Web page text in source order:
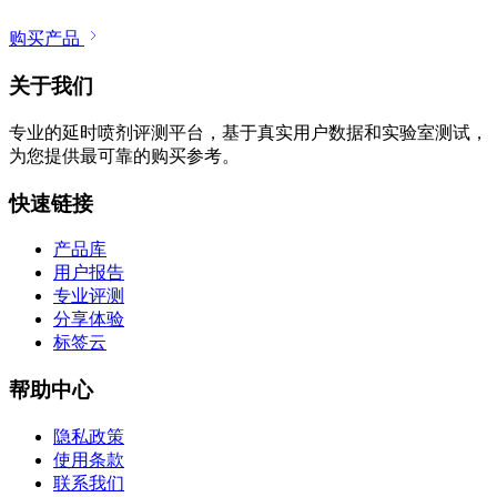
购买产品
关于我们
专业的延时喷剂评测平台，基于真实用户数据和实验室测试，
为您提供最可靠的购买参考。
快速链接
产品库
用户报告
专业评测
分享体验
标签云
帮助中心
隐私政策
使用条款
联系我们